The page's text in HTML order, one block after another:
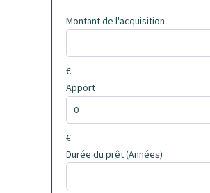
Montant de l'acquisition
€
Apport
€
Durée du prêt (Années)